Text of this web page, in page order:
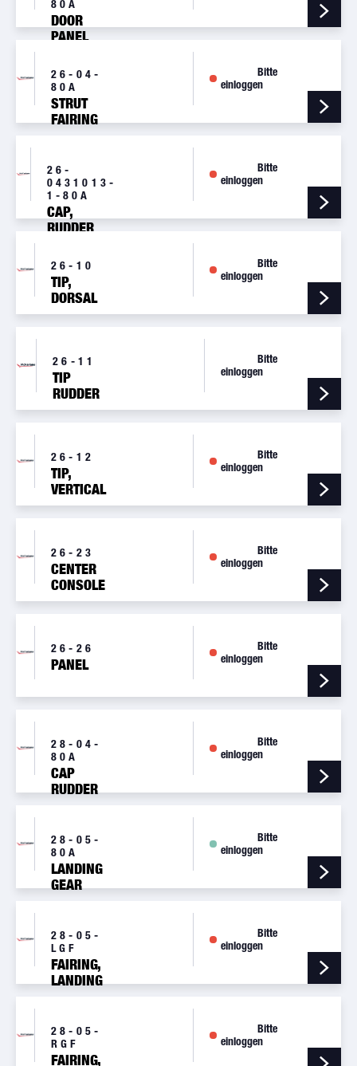
80A
DOOR
PANEL
26-04-
80A
STRUT
FAIRING
Bitte
einloggen
26-
0431013-
1-80A
CAP,
RUDDER
Bitte
einloggen
26-10
TIP,
DORSAL
FIN
Bitte
einloggen
26-11
TIP
RUDDER
BUTT
Bitte
einloggen
26-12
TIP,
VERTICAL
FIN 2-1/4
Bitte
einloggen
26-23
CENTER
CONSOLE
Bitte
einloggen
26-26
PANEL
Bitte
einloggen
28-04-
80A
CAP
RUDDER
Bitte
einloggen
28-05-
80A
LANDING
GEAR
Bitte
einloggen
28-05-
LGF
FAIRING,
LANDING
Bitte
einloggen
28-05-
RGF
FAIRING,
Bitte
einloggen